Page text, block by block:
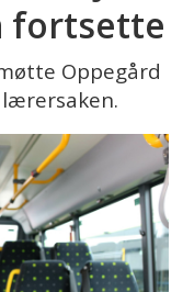
fortsette
Oppegård
lærersaken.